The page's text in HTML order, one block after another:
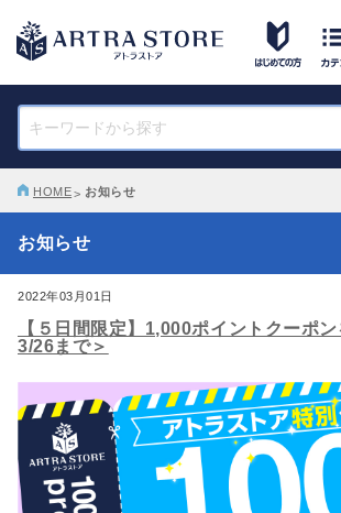
HOME お知らせ
お知らせ
2022年03月01日
【５日間限定】1,000ポイントクーポ
3/26まで＞